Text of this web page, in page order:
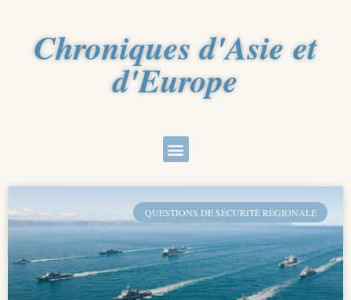
Chroniques d'Asie et
d'Europe
QUESTIONS DE SÉCURITÉ RÉGIONALE